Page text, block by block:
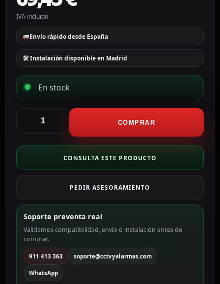
IVA incluido
Envío rápido desde España
🛠 Instalación disponible en Madrid
En stock
Cámara
IP
Gama
Value
blanco
2
MP,
mm,
PoE
DS-
2CD1T27G2H-
COMPRAR
CONSULTA ESTE PRODUCTO
PEDIR ASESORAMIENTO
Soporte preventa real
Validamos compatibilidad, envío o instalación antes de
comprar.
911 413 363 soporte@cctvyalarmas.com
WhatsApp